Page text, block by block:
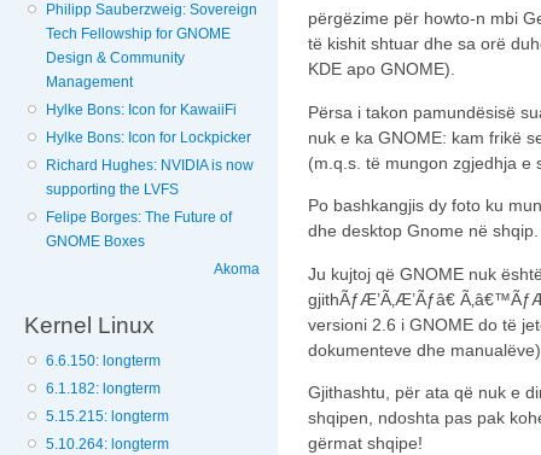
Philipp Sauberzweig: Sovereign
Tech Fellowship for GNOME
Design & Community
Management
Hylke Bons: Icon for KawaiiFi
Hylke Bons: Icon for Lockpicker
Richard Hughes: NVIDIA is now
supporting the LVFS
Felipe Borges: The Future of
GNOME Boxes
Akoma
Kernel Linux
6.6.150: longterm
6.1.182: longterm
5.15.215: longterm
5.10.264: longterm
përgëzime për howto-n mbi
të kishit shtuar dhe sa orë
KDE apo GNOME).
Përsa i takon pamundësisë
nuk e ka GNOME: kam frikë
(m.q.s. të mungon zgjedhja e
Po bashkangjis dy foto ku
dhe desktop Gnome në shqip.
Ju kujtoj që GNOME nuk
gjithÃƒÆ’Ã‚Æ’Ãƒâ€
versioni 2.6 i GNOME do të
dokumenteve dhe
Gjithashtu, për ata që nuk e
shqipen, ndoshta pas pak
gërmat shqipe!